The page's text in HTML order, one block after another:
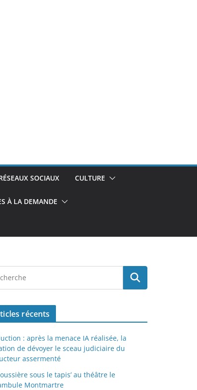
SOCIAUX CULTURE
À LA DEMANDE
récents
: après la menace IA réalisée, la
de dévoyer le sceau judiciaire du
assermenté
sous le tapis’ au théâtre le
Montmartre